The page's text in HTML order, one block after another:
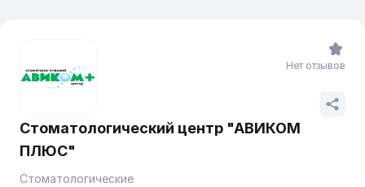
Стоматологический центр "АВИКОМ
ПЛЮС"
Стоматологические
Нет отзывов